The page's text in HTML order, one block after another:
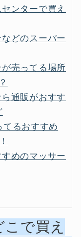
ンターで買え
どのスーパー
売ってる場所
通販がおすす
てるおすすめ
めのマッサー
で買え